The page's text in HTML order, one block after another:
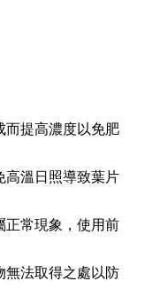
而提高濃度以免肥
高溫日照導致葉片
正常現象，使用前
無法取得之處以防